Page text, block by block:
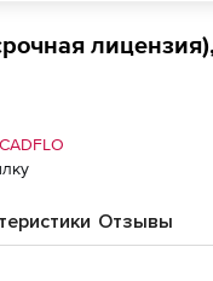
CADFLO
Отзывы